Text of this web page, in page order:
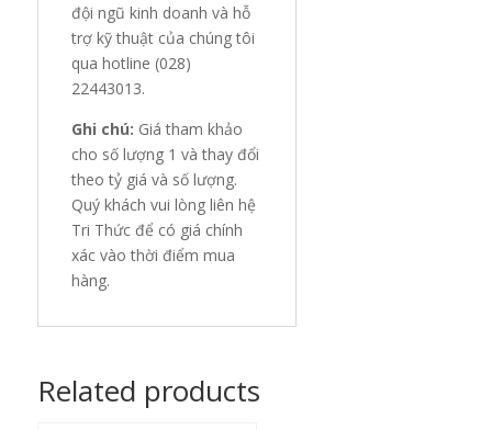
đội ngũ kinh doanh và hỗ
trợ kỹ thuật của chúng tôi
qua hotline (028)
22443013.
Ghi chú: Giá tham khảo
cho số lượng 1 và thay đổi
theo tỷ giá và số lượng.
Quý khách vui lòng liên hệ
Tri Thức để có giá chính
xác vào thời điểm mua
hàng.
Related products